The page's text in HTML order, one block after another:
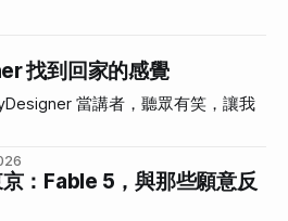
找到回家的感覺
當講者，聽眾有笑，讓我
：Fable 5，與那些願意反